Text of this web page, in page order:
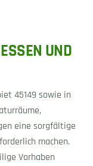
UND
45149 sowie in
eine sorgfältige
machen.
Vorhaben